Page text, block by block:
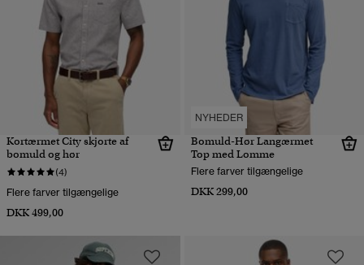
Kortærmet City skjorte af
bomuld og hør
(4)
Flere farver tilgængelige
DKK 499,00
NYHEDER
Bomuld-Hør Langærmet
Top med Lomme
Flere farver tilgængelige
DKK 299,00